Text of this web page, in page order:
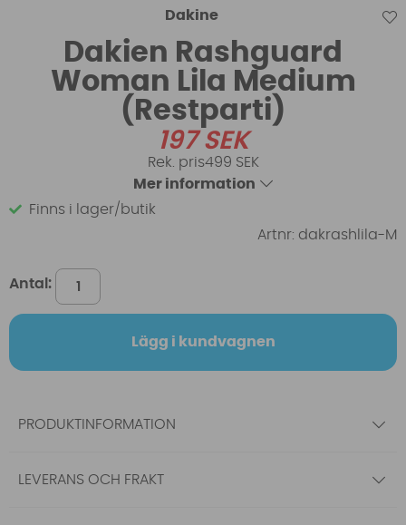
Dakine
Dakien Rashguard
Woman Lila Medium
(Restparti)
197SEK
499 SEK
Mer information
Finns i lager/butik
Artnr: dakrashlila-M
Antal:
Lägg i kundvagnen
PRODUKTINFORMATION
LEVERANS OCH FRAKT